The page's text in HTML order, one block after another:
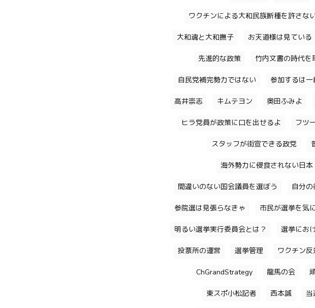
ワクチンによる大和民族断種を許さな
大和魂と大和撫子 お天道様は見ている
先進的な政策 竹内文書の時代を
自民党補完勢力ではない 参加するは
高井崇志 キムテヨン 奥田ふみよ
ヒラ党員が政策に口を出せるよ フツ
スタッフが街宣できる政党
海外勢力に侵食されない日本
間違いのない国会議員を選ぼう 自分
参院選は見張らなきゃ 市民が選挙を気
明るい選挙実行委員会とは？ 選挙にお
投票所の運営 選挙管理 ワクチン反
ChGrandStrategy 龍馬の会
東スポ小松記者 西本誠 当